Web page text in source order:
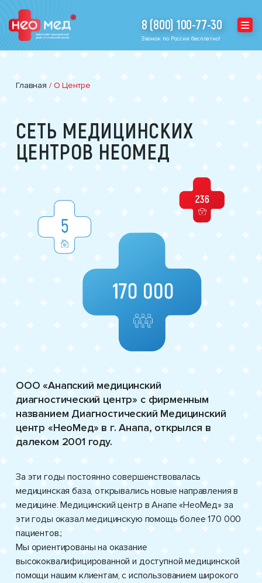
8 (800) 100-77-30
Звонок по России бесплатно!
Главная / О Центре
СЕТЬ МЕДИЦИНСКИХ
ЦЕНТРОВ НЕОМЕД
ООО «Анапский медицинский
диагностический центр» с фирменным
названием Диагностический Медицинский
центр «НеоМед» в г. Анапа, открылся в
далеком 2001 году.
За эти годы постоянно совершенствовалась
медицинская база, открывались новые направления в
медицине. Медицинский центр в Анапе «НеоМед» за
эти годы оказал медицинскую помощь более 170 000
пациентов.;
Мы ориентированы на оказание
высококвалифицированной и доступной медицинской
помощи нашим клиентам, с использованием широкого